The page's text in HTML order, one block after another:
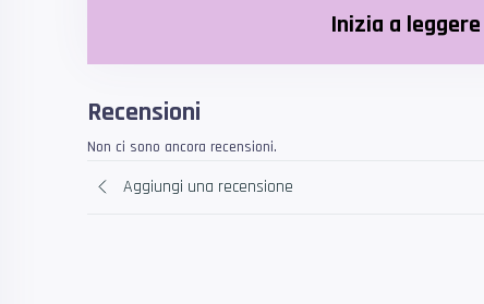
Inizia a leggere
Recensioni
Non ci sono ancora recensioni.
Aggiungi una recensione